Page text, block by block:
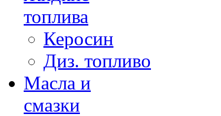
топлива
Керосин
Диз. топливо
Масла и
смазки